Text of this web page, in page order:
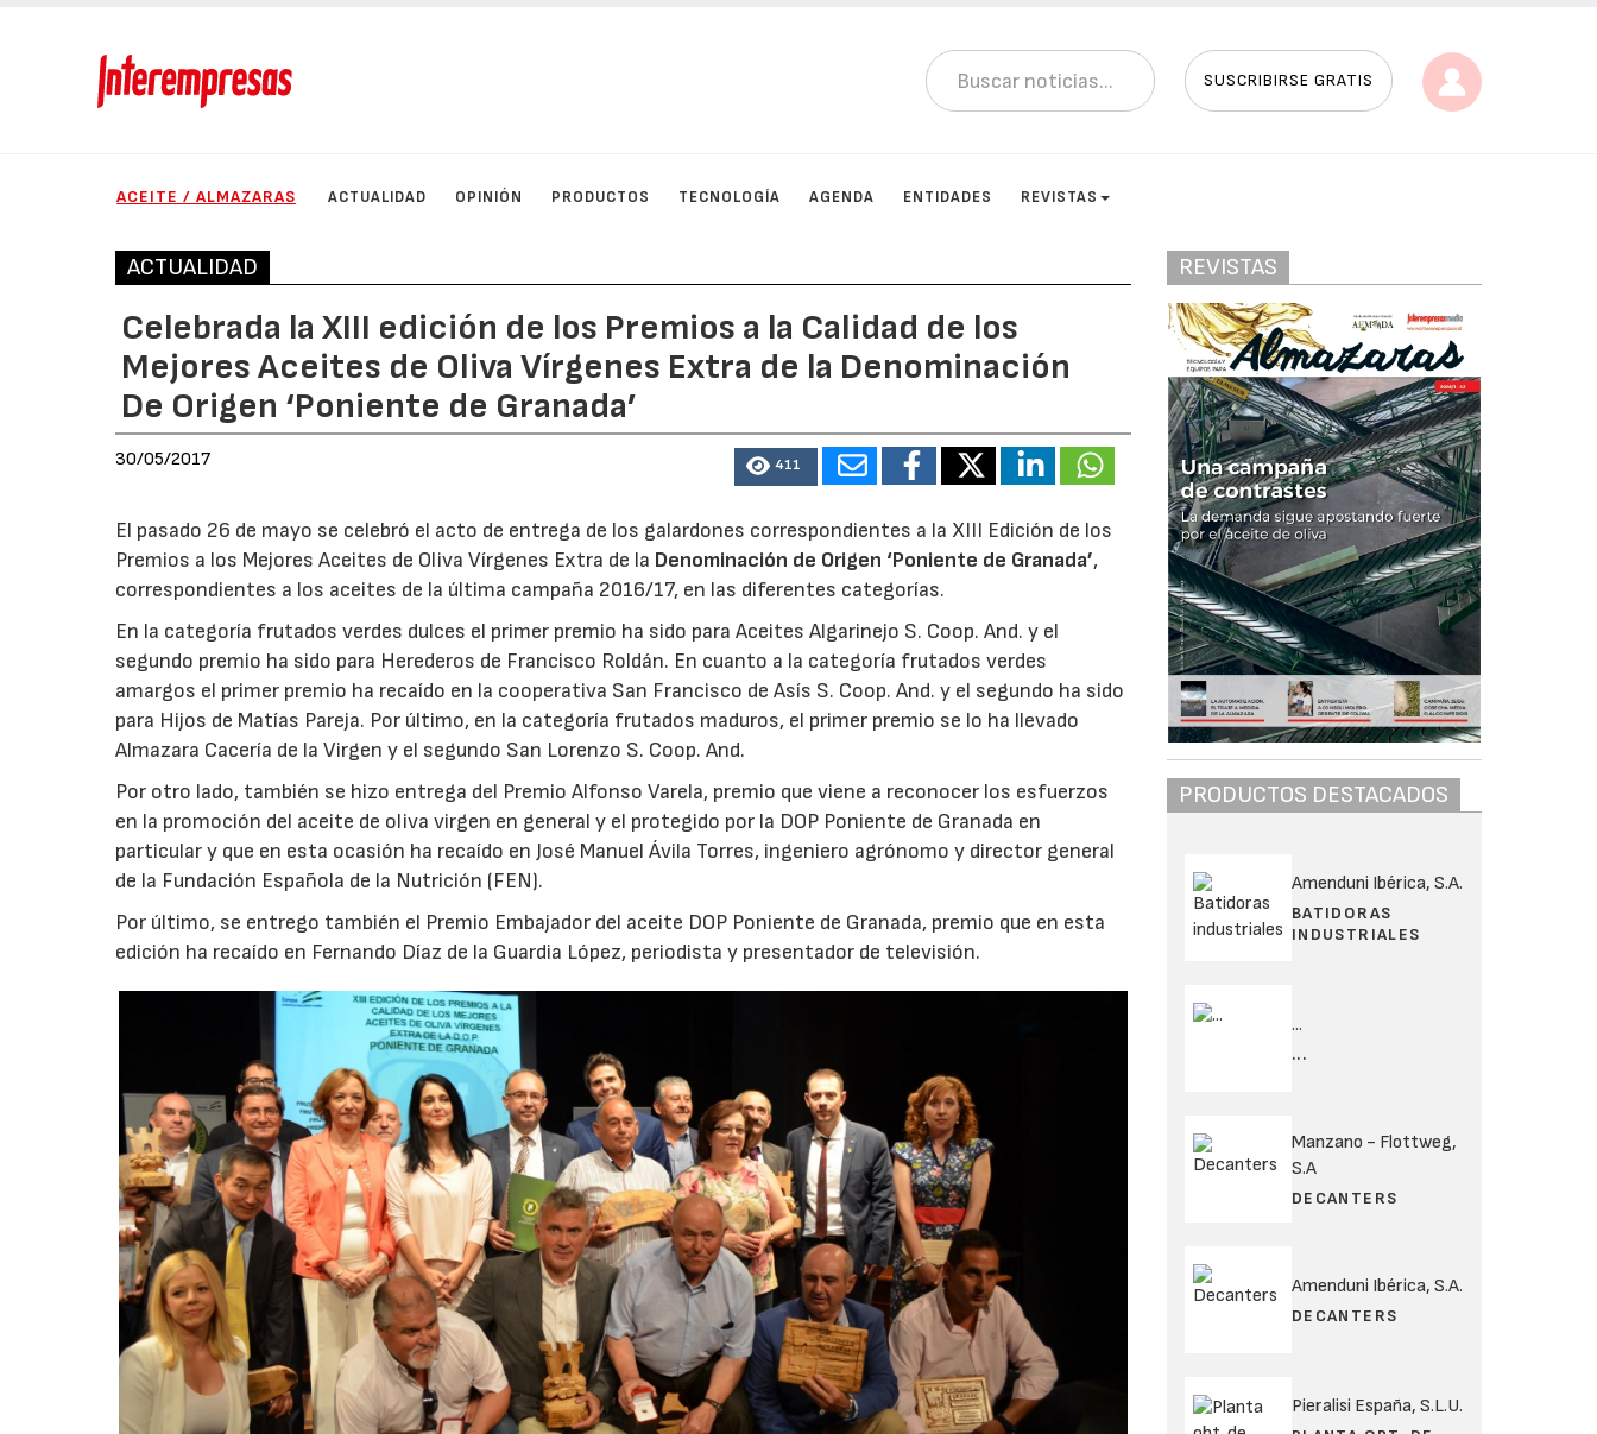
SUSCRIBIRSE GRATIS
ACEITE / ALMAZARAS ACTUALIDAD OPINIÓN PRODUCTOS TECNOLOGÍA AGENDA ENTIDADES REVISTAS
ACTUALIDAD
Celebrada la XIII edición de los Premios a la Calidad de los
Mejores Aceites de Oliva Vírgenes Extra de la Denominación
De Origen ‘Poniente de Granada’
30/05/2017 411
El pasado 26 de mayo se celebró el acto de entrega de los galardones correspondientes a la XIII Edición de los
Premios a los Mejores Aceites de Oliva Vírgenes Extra de la Denominación de Origen ‘Poniente de Granada’,
correspondientes a los aceites de la última campaña 2016/17, en las diferentes categorías.
En la categoría frutados verdes dulces el primer premio ha sido para Aceites Algarinejo S. Coop. And. y el
segundo premio ha sido para Herederos de Francisco Roldán. En cuanto a la categoría frutados verdes
amargos el primer premio ha recaído en la cooperativa San Francisco de Asís S. Coop. And. y el segundo ha sido
para Hijos de Matías Pareja. Por último, en la categoría frutados maduros, el primer premio se lo ha llevado
Almazara Cacería de la Virgen y el segundo San Lorenzo S. Coop. And.
Por otro lado, también se hizo entrega del Premio Alfonso Varela, premio que viene a reconocer los esfuerzos
en la promoción del aceite de oliva virgen en general y el protegido por la DOP Poniente de Granada en
particular y que en esta ocasión ha recaído en José Manuel Ávila Torres, ingeniero agrónomo y director general
de la Fundación Española de la Nutrición (FEN).
Por último, se entrego también el Premio Embajador del aceite DOP Poniente de Granada, premio que en esta
edición ha recaído en Fernando Díaz de la Guardia López, periodista y presentador de televisión.
REVISTAS
PRODUCTOS DESTACADOS
Amenduni Ibérica, S.A.
BATIDORAS
INDUSTRIALES
...
...
Manzano - Flottweg,
S.A
DECANTERS
Amenduni Ibérica, S.A.
DECANTERS
Pieralisi España, S.L.U.